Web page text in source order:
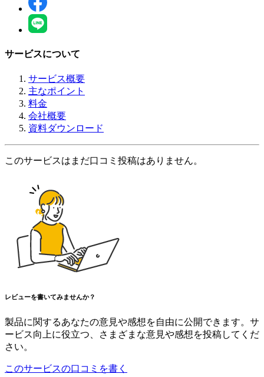
サービスについて
サービス概要
主なポイント
料金
会社概要
資料ダウンロード
このサービスはまだ口コミ投稿はありません。
レビューを書いてみませんか？
製品に関するあなたの意見や感想を自由に公開できます。サ
ービス向上に役立つ、さまざまな意見や感想を投稿してくだ
さい。
このサービスの口コミを書く